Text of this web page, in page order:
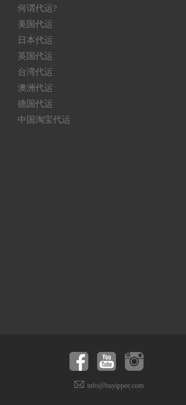
何谓代运?
美国代运
日本代运
英国代运
台湾代运
澳洲代运
德国代运
中国淘宝代运
info@buyippee.com